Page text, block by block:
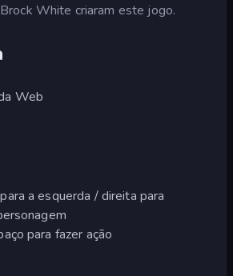
White criaram este jogo.
Web
a esquerda / direita para
para fazer ação